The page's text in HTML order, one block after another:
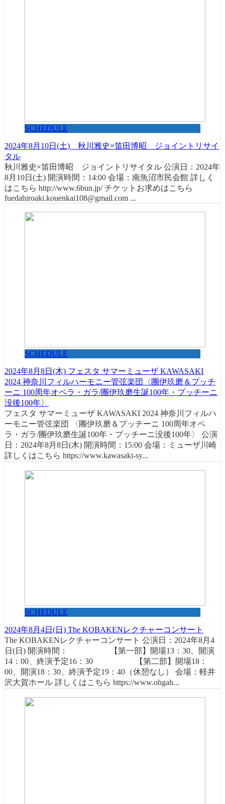
SCHEDULE
2024年8月10日(土) 秋川雅史×笛田博昭 ジョイントリサイ
タル
秋川雅史×笛田博昭 ジョイントリサイタル 公演日：2024年
8月10日(土) 開演時間：14:00 会場：南魚沼市民会館 詳しく
はこちら http://www.6bun.jp/ チケットお求めはこちら
fuedahiroaki.kouenkai108@gmail.com ...
SCHEDULE
2024年8月8日(木) フェスタ サマーミューザ KAWASAKI
2024 神奈川フィルハーモニー管弦楽団〈團伊玖磨＆プッチ
ーニ 100周年オペラ・ガラ/團伊玖磨生誕100年・プッチーニ
没後100年〉
フェスタ サマーミューザ KAWASAKI 2024 神奈川フィルハ
ーモニー管弦楽団 〈團伊玖磨＆プッチーニ 100周年オペ
ラ・ガラ/團伊玖磨生誕100年・プッチーニ没後100年〉 公演
日：2024年8月8日(木) 開演時間：15:00 会場：ミューザ川崎
詳しくはこちら https://www.kawasaki-sy...
SCHEDULE
2024年8月4日(日) The KOBAKENレクチャーコンサート
The KOBAKENレクチャーコンサート 公演日：2024年8月4
日(日) 開演時間： 【第一部】開場13：30、開演
14：00、終演予定16：30 【第二部】開場18：
00、開演18：30、終演予定19：40（休憩なし） 会場：軽井
沢大賀ホール 詳しくはこちら https://www.ohgah...